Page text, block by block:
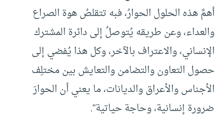
أهمَّ هذه الحلول الحوارُ، فبه تتقلصُ هوة الصراع
والعداء، وعن طريقه يُتوصلُ إلى دائرة المشترك
الإنساني، والاعتراف بالآخر، وكل هذا يُفضي إلى
حصول التعاون والتضامن والتعايش بين مختلِف
الأجناس والأعراق والديانات، ما يعني أن الحوارَ
ضرورة إنسانية، وحاجة حياتية”.